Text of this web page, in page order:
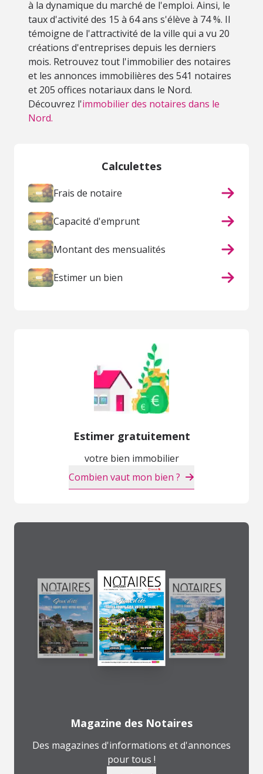
à la dynamique du marché de l'emploi. Ainsi, le
taux d'activité des 15 à 64 ans s'élève à 74 %. Il
témoigne de l'attractivité de la ville qui a vu 20
créations d'entreprises depuis les derniers
mois. Retrouvez tout l'immobilier des notaires
et les annonces immobilières des 541 notaires
et 205 offices notariaux dans le Nord.
Découvrez l'immobilier des notaires dans le
Nord.
Calculettes
Frais de notaire
Capacité d'emprunt
Montant des mensualités
Estimer un bien
Estimer gratuitement
votre bien immobilier
Combien vaut mon bien ?
Magazine des Notaires
Des magazines d'informations et d'annonces
pour tous !